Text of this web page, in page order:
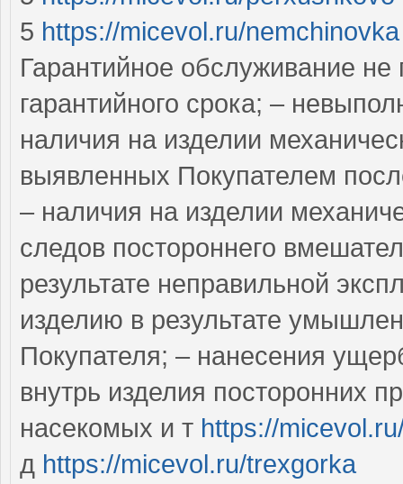
5 https://micevol.ru/nemchinovka
Гарантийное обслуживание не
гарантийного срока; –
наличия на изделии
выявленных Покупателем
– наличия на изделии
следов постороннего
результате неправильной
изделию в результате
Покупателя; – нанесения
внутрь изделия посторонних
насекомых и т https://
д https://micevol.ru/trexgorka